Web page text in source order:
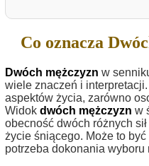
Co oznacza
Dwóch mężczyzn w
wiele znaczeń i
aspektów życia, zarówno
Widok dwóch mężczyzn w
obecność dwóch różnych
życie śniącego. Może to
potrzeba dokonania